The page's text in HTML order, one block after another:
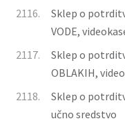
2116.
Sklep o
VODE,
2117.
Sklep o
OBLAKIH,
2118.
Sklep o
učno sredstvo